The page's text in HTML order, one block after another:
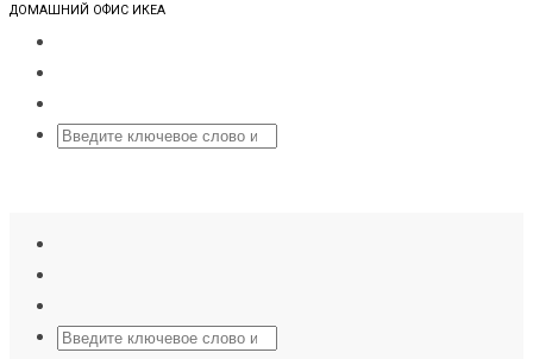
ДОМАШНИЙ ОФИС ИКЕА